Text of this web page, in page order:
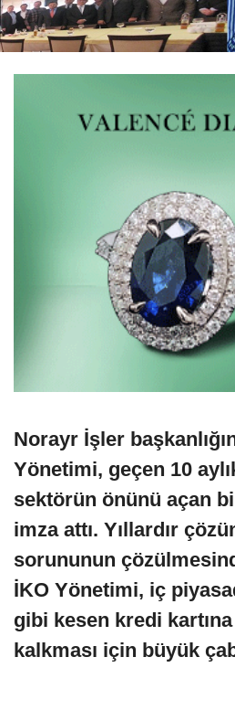
Norayr İşler
Yönetimi, geçen 10
sektörün önünü açan
imza attı. Yıllardır
sorununun
İKO Yönetimi, iç
gibi kesen kredi kartına
kalkması için büyük